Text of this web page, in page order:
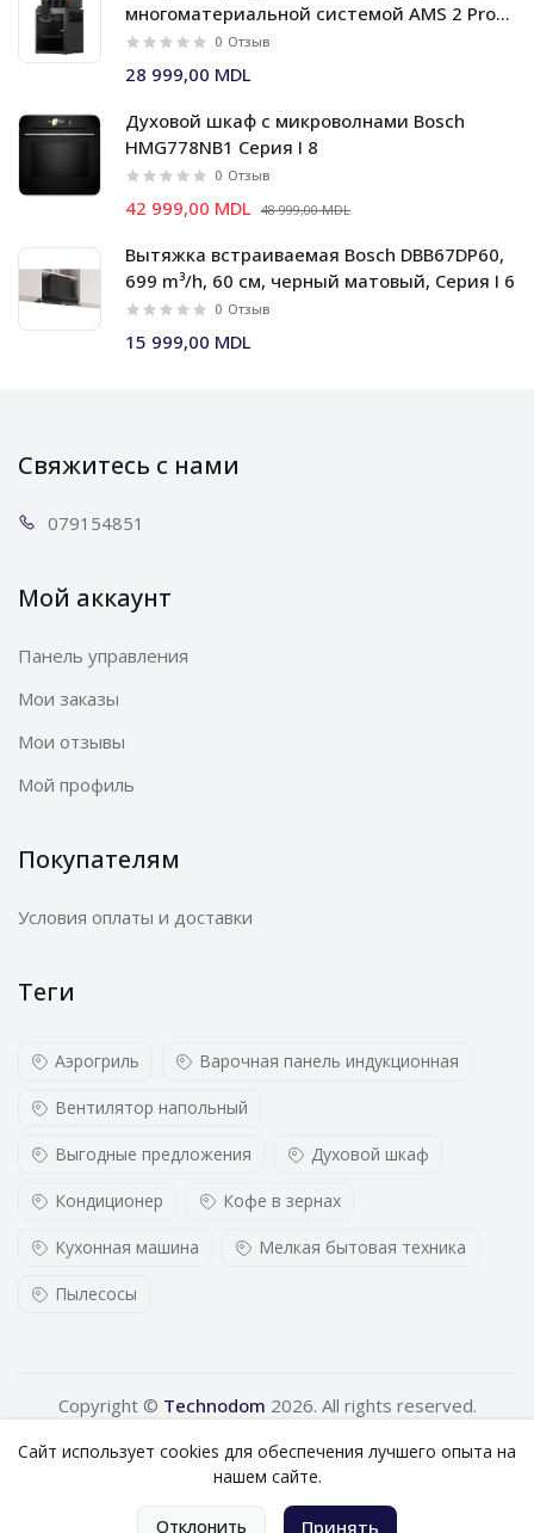
многоматериальной системой AMS 2 Pro
Bambu Lab X2D Combo
0 Отзыв
28 999,00 MDL
Духовой шкаф c микроволнами Bosch
HMG778NB1 Серия I 8
0 Отзыв
42 999,00 MDL 48 999,00 MDL
Вытяжка встраиваемая Bosch DBB67DP60,
699 m³/h, 60 см, черный матовый, Серия I 6
0 Отзыв
15 999,00 MDL
Свяжитесь с нами
0791 54851
Мой аккаунт
Панель управления
Мои заказы
Мои отзывы
Мой профиль
Покупателям
Условия оплаты и доставки
Теги
Аэрогриль Варочная панель индукционная
Вентилятор напольный
Выгодные предложения Духовой шкаф
Кондиционер Кофе в зернах
Кухонная машина Мелкая бытовая техника
Пылесосы
Copyright © Technodom 2026. All rights reserved.
Сайт использует cookies для обеспечения лучшего опыта на
нашем сайте.
Отклонить Принять